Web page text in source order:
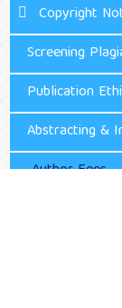
Copyright
Screening
Publication
Abstracting &
Author Fees